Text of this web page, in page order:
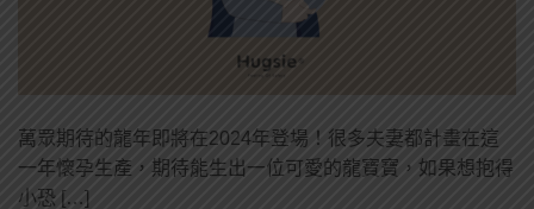
萬眾期待的龍年即將在2024年登場！很多夫妻都計畫在這
一年懷孕生產，期待能生出一位可愛的龍寶寶，如果想抱得
小恐 […]